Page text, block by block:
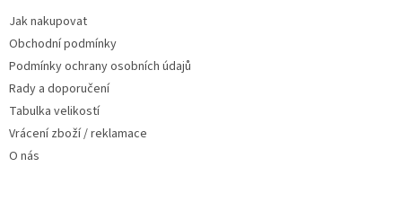
Jak nakupovat
Obchodní podmínky
Podmínky ochrany osobních údajů
Rady a doporučení
Tabulka velikostí
Vrácení zboží / reklamace
O nás